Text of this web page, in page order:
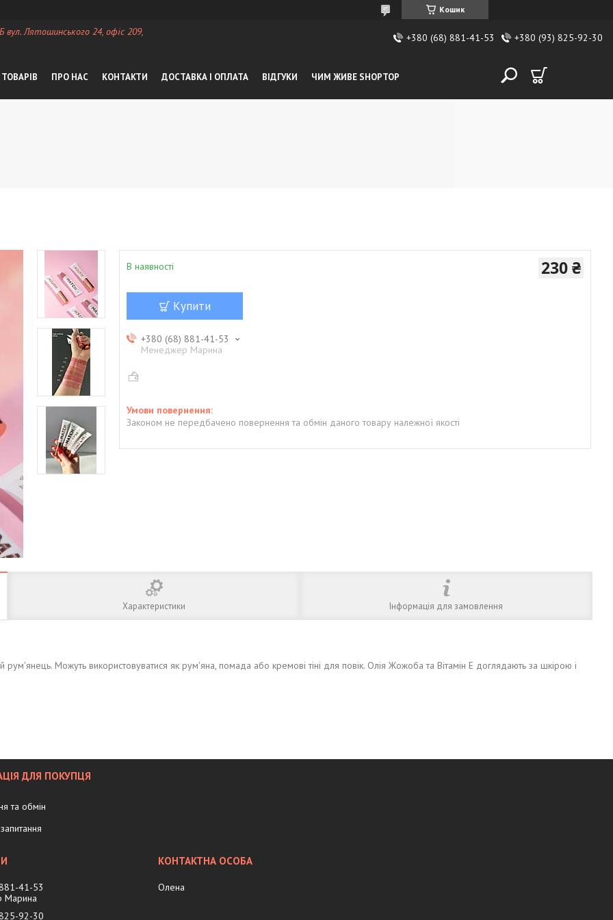
Кошик
вул. Лятошинського 24, офіс 209,
+380 (68) 881-41-53 +380 (93) 825-92-30
ПРО НАС КОНТАКТИ ДОСТАВКА І ОПЛАТА ВІДГУКИ ЧИМ ЖИВЕ SHOPTOP
В наявності 230 ₴
Купити
+380 (68) 881-41-53
Менеджер Марина
Законом не передбачено повернення та обмін даного товару належної якості
Характеристики Інформація для замовлення
рум'янець. Можуть використовуватися як рум'яна, помада або кремові тіні для повік. Олія Жожоба та Вітамін Е доглядають за шкірою і
ДЛЯ ПОКУПЦЯ
та обмін
41-53
Марина
92-30
Олена